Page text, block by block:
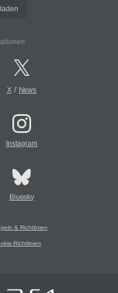
X/ News
Instagram
Bluesky
& Richtlinien
Richtlinien